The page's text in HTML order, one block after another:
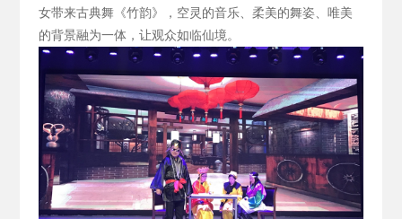
女带来古典舞《竹韵》，空灵的音乐、柔美的舞姿、唯美
的背景融为一体，让观众如临仙境。